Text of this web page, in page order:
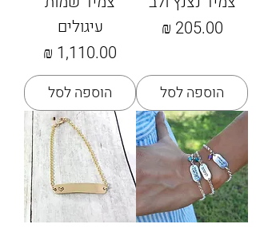
מחיר
הוספה לסל
עיגולים
מחיר
הוספה לסל